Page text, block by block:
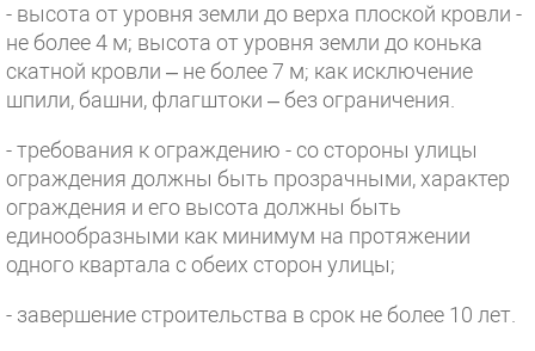
- высота от уровня земли до верха плоской кровли -
не более 4 м; высота от уровня земли до конька
скатной кровли – не более 7 м; как исключение
шпили, башни, флагштоки – без ограничения.
- требования к ограждению - со стороны улицы
ограждения должны быть прозрачными, характер
ограждения и его высота должны быть
единообразными как минимум на протяжении
одного квартала с обеих сторон улицы;
- завершение строительства в срок не более 10 лет.